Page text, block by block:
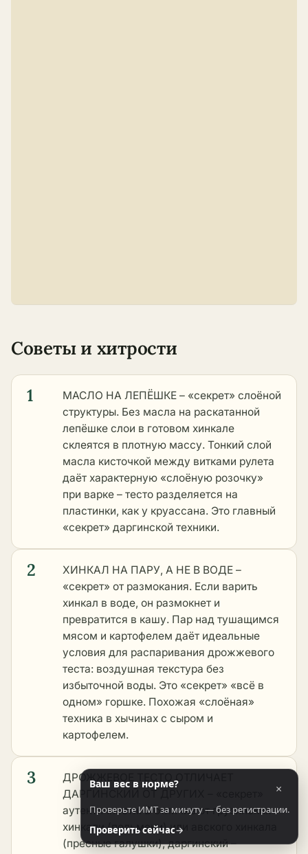
Советы и хитрости
1
МАСЛО НА ЛЕПЁШКЕ – «секрет» слоёной
структуры. Без масла на раскатанной
лепёшке слои в готовом хинкале
склеятся в плотную массу. Тонкий слой
масла кисточкой между витками рулета
даёт характерную «слоёную розочку»
при варке – тесто разделяется на
пластинки, как у круассана. Это главный
«секрет» даргинской техники.
2
ХИНКАЛ НА ПАРУ, А НЕ В ВОДЕ –
«секрет» от размокания. Если варить
хинкал в воде, он размокнет и
превратится в кашу. Пар над тушащимся
мясом и картофелем даёт идеальные
условия для распаривания дрожжевого
теста: воздушная текстура без
избыточной воды. Это «секрет» «всё в
одном» горшке. Похожая «слоёная»
техника в хычинах с сыром и
картофелем.
3
ДРОЖЖЕВОЕ ТЕСТО ОТЛИЧАЕТ
ДАРГИНСКИЙ ОТ ДРУГИХ – «секрет»
аутентичности. В отличие от грузинских
хинкали (пельмени) или авского хинкала
(пресные галушки), даргинский –
Ваш вес в норме? ×
Проверьте ИМТ за минуту — без регистрации.
Проверить сейчас→